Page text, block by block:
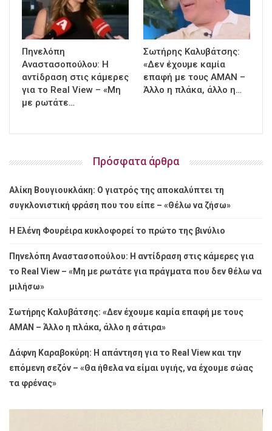
Πηνελόπη
Αναστασοπούλου: Η
αντίδραση στις κάμερες
για το Real View – «Μη
με ρωτάτε…
Σωτήρης Καλυβάτσης:
«Δεν έχουμε καμία
επαφή με τους ΑΜΑΝ –
Άλλο η πλάκα, άλλο η…
Πρόσφατα άρθρα
Αλίκη Βουγιουκλάκη: Ο γιατρός της αποκαλύπτει τη
συγκλονιστική φράση που του είπε – «Θέλω να ζήσω»
Η Ελένη Φουρέιρα κυκλοφορεί το πρώτο της βινύλιο
Πηνελόπη Αναστασοπούλου: Η αντίδραση στις κάμερες για
το Real View – «Μη με ρωτάτε για πράγματα που δεν θέλω να
μιλήσω»
Σωτήρης Καλυβάτσης: «Δεν έχουμε καμία επαφή με τους
ΑΜΑΝ – Άλλο η πλάκα, άλλο η σάτιρα»
Δάφνη Καραβοκύρη: Η απάντηση για το Real View και την
επόμενη σεζόν – «Θα ήθελα να είμαι υγιής, να έχουμε σώας
τα φρένας»